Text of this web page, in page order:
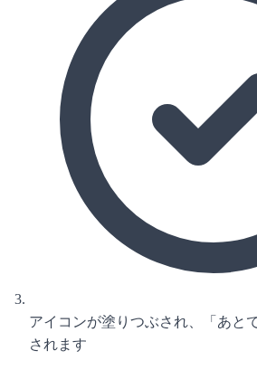
アイコンが塗りつぶされ、「あと
されます